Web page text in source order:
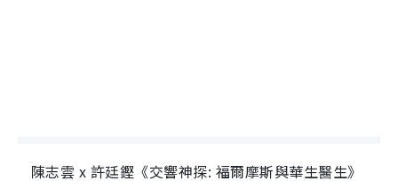
陳志雲 x 許廷鏗《交響神探: 福爾摩斯與華生醫生》